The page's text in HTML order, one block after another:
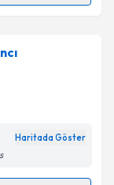
Aydınlatma
randevu
randevu
e-posta ile
Haritada Göster